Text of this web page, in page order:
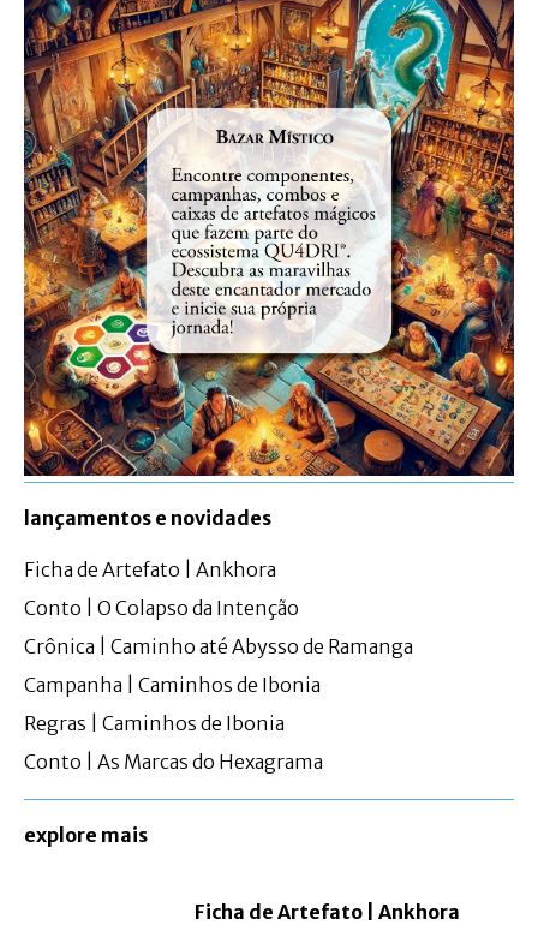
lançamentos e novidades
Ficha de Artefato | Ankhora
Conto | O Colapso da Intenção
Crônica | Caminho até Abysso de Ramanga
Campanha | Caminhos de Ibonia
Regras | Caminhos de Ibonia
Conto | As Marcas do Hexagrama
explore mais
Ficha de Artefato | Ankhora